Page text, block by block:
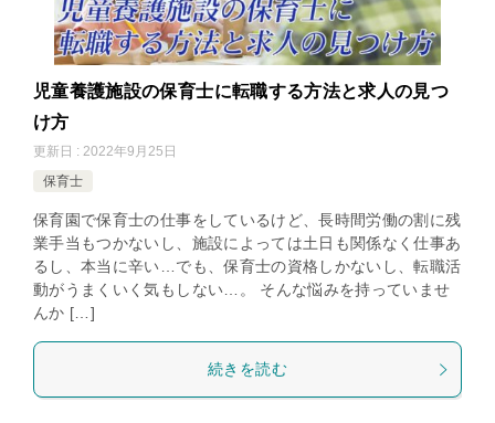
児童養護施設の保育士に転職する方法と求人の見つ
け方
更新日 : 2022年9月25日
保育士
保育園で保育士の仕事をしているけど、長時間労働の割に残
業手当もつかないし、施設によっては土日も関係なく仕事あ
るし、本当に辛い…でも、保育士の資格しかないし、転職活
動がうまくいく気もしない…。 そんな悩みを持っていませ
んか […]
続きを読む